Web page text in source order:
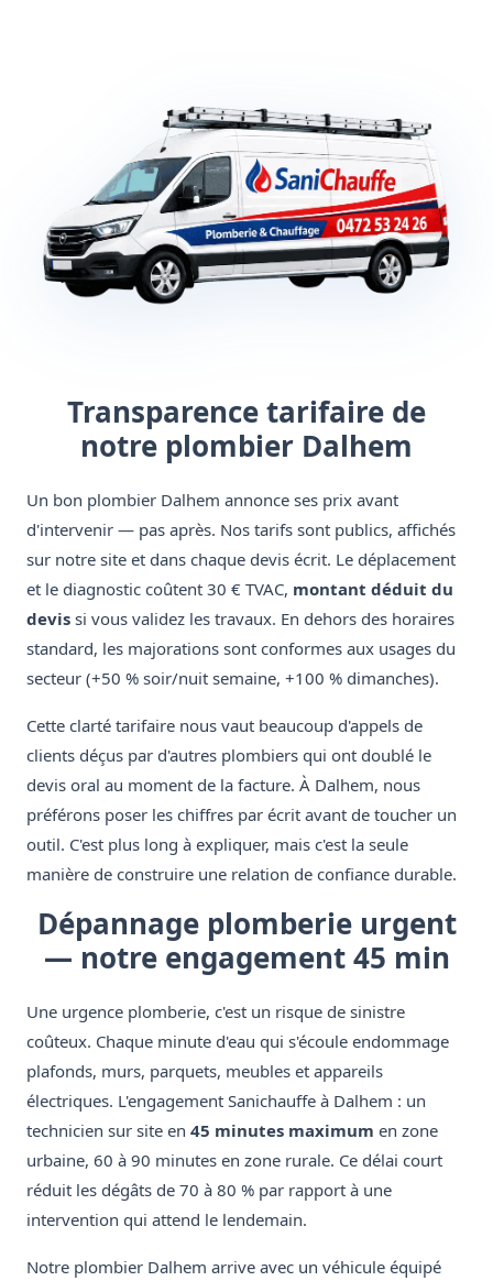
Transparence tarifaire de
notre plombier Dalhem
Un bon plombier Dalhem annonce ses prix avant
d'intervenir — pas après. Nos tarifs sont publics, affichés
sur notre site et dans chaque devis écrit. Le déplacement
et le diagnostic coûtent 30 € TVAC, montant déduit du
devis si vous validez les travaux. En dehors des horaires
standard, les majorations sont conformes aux usages du
secteur (+50 % soir/nuit semaine, +100 % dimanches).
Cette clarté tarifaire nous vaut beaucoup d'appels de
clients déçus par d'autres plombiers qui ont doublé le
devis oral au moment de la facture. À Dalhem, nous
préférons poser les chiffres par écrit avant de toucher un
outil. C'est plus long à expliquer, mais c'est la seule
manière de construire une relation de confiance durable.
Dépannage plomberie urgent
— notre engagement 45 min
Une urgence plomberie, c'est un risque de sinistre
coûteux. Chaque minute d'eau qui s'écoule endommage
plafonds, murs, parquets, meubles et appareils
électriques. L'engagement Sanichauffe à Dalhem : un
technicien sur site en 45 minutes maximum en zone
urbaine, 60 à 90 minutes en zone rurale. Ce délai court
réduit les dégâts de 70 à 80 % par rapport à une
intervention qui attend le lendemain.
Notre plombier Dalhem arrive avec un véhicule équipé